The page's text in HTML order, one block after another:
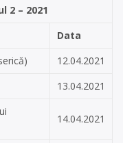
2 – 2021
Data
12.04.2021
13.04.2021
14.04.2021